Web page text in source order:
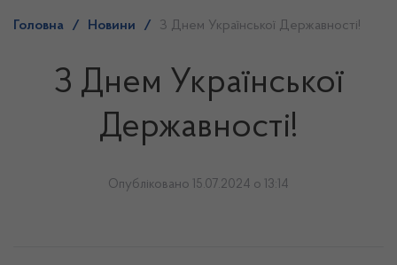
Головна / Новини / З Днем Української Державності!
З Днем Української
Державності!
Опубліковано 15.07.2024 о 13:14